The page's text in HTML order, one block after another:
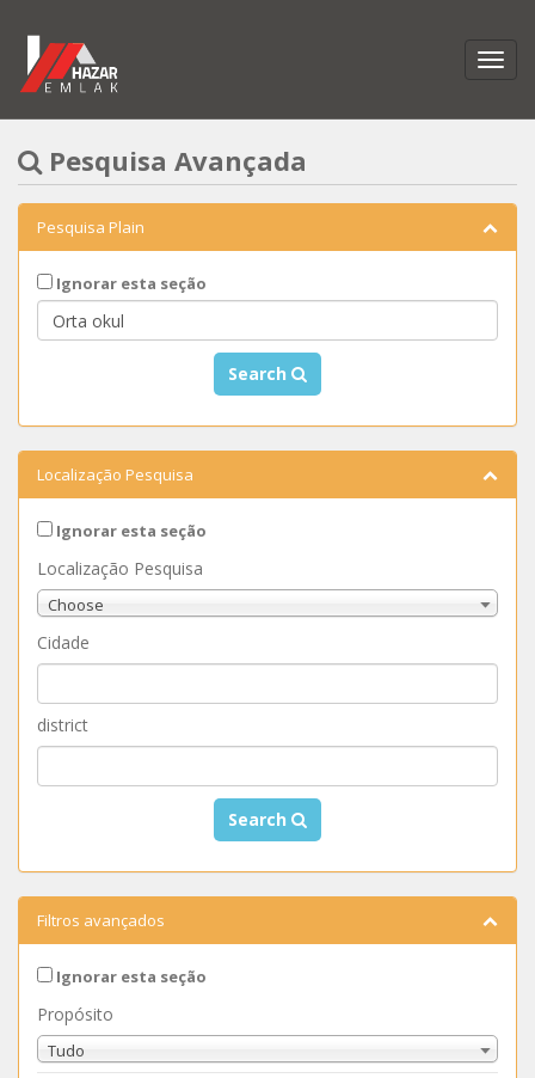
Pesquisa Avançada
Pesquisa Plain
Ignorar esta seção
Search
Localização Pesquisa
Ignorar esta seção
Localização Pesquisa
Choose
Cidade
district
Search
Filtros avançados
Ignorar esta seção
Propósito
Tudo